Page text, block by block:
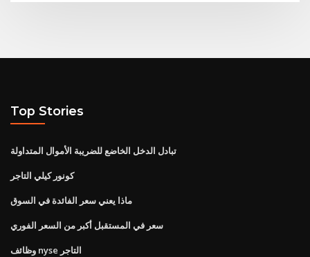
Top Stories
تبادل الدخل الخاضع للضريبة الأموال المتداولة
كونور كيلي التاجر
ماذا يعني سعر الفائدة في السوق
سعر في المستقبل أكبر من السعر الفوري
وظائف nyse التاجر